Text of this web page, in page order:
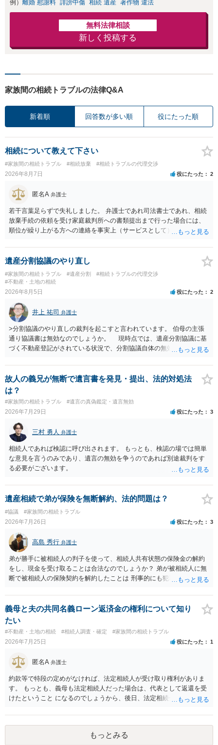
例） 離婚 慰謝料 誹謗中傷 相続 遺産 著作物 違法
無料法律相談
新しく投稿する
家族間の相続トラブルの法律Q&A
新着順 回答数が多い順 役にたった順
相続について教えて下さい
#家族間の相続トラブル #相続放棄 #相続トラブルの代理交渉
2026年8月7日 役にたった 2
匿名A 弁護士
若干言葉足らずで失礼しました。 弁護士であれ司法書士であれ、相続
放棄手続の依頼を受け家庭裁判所への書類提出まで行った場合には、
順位が繰り上がる方への連絡を事実上（サービスとして）行うことは
できない、という意味でした。
遺産分割協議のやり直し
#家族間の相続トラブル #遺産分割
#相続トラブルの代理交渉
#不動産・土地の相続
2026年8月5日 役にたった 2
井上 祐司 弁護士
>分割協議のやり直しの裁判を起こすと言われています。 伯母の主張
通り協議書は無効なのでしょうか。 現時点では、遺産分割協議に基
づく不動産登記がされている状況で、分割協議自体の無効を裁判所が
方の訴訟の主張及び立証次第ですが、 ・御祖母様の認知能力に関する
医師の意見書、筆跡鑑定 が提出されればその効力が否定される可能性
はありますが、 ・伯母様自身が分割協議に加わっていること ・御祖母
様の意に反する遺産分割協議を行う実益が誰にあったかの立証が困難
であること からすると、実際に遺産分割協議の効力が否定される可能
性はそれほど高くない（立証のハードルは非常に高い）ということが
言えると思います。
故人の義兄が無断で遺言書を発見・提出、法的対処法
は？
#家族間の相続トラブル #遺言の真偽鑑定・遺言無効
2026年7月29日 役にたった 3
三村 勇人 弁護士
相続人であれば検認に呼び出されます。 もっとも、検認の場では簡単
な意見を言うのみであり、遺言の無効を争うのであれば別途裁判をす
る必要がございます。
遺産相続で弟が保険を無断解約、法的問題は？
#協議 #家族間の相続トラブル
2026年7月26日 役にたった 3
高島 秀行 弁護士
弟が勝手に被相続人の判子を使って、相続人共有状態の保険金の解約
をし、現金を受け取ることは合法なのでしょうか？ 弟が被相続人に無
断で被相続人の保険契約を解約したことは 刑事的にも犯罪となる可能
された書類のコピーを取得して、弁護士に面談で詳しい事情を話して
相談 されたら良いと思います。
義母と夫の共同名義ローン返済金の権利について知り
たい
#不動産・土地の相続 #相続人調査・確定 #家族間の相続トラブル
2026年7月25日 役にたった 1
匿名A 弁護士
約款等で特段の定めがなければ、法定相続人が受け取り権利がありま
す。 もっとも、義母も法定相続人だった場合は、代表として返還を受
けたということ になるのでしょうから、後日、法定相続分に基づいて
もっとみる